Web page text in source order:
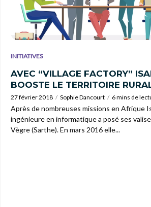
INITIATIVES
AVEC “VILLAGE FACTORY”
BOOSTE LE TERRITOIRE
27 février 2018 Sophie Dancourt 6 mins de
Après de nombreuses missions en Afrique
ingénieure en informatique a posé ses
Vègre (Sarthe). En mars 2016 elle...